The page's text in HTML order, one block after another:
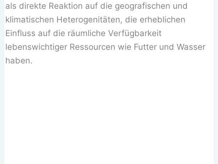
als direkte Reaktion auf die geografischen und
klimatischen Heterogenitäten, die erheblichen
Einfluss auf die räumliche Verfügbarkeit
lebenswichtiger Ressourcen wie Futter und Wasser
haben.